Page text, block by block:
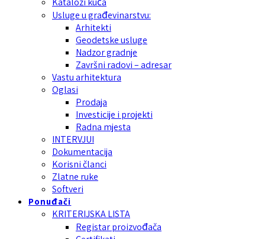
Usluge u građevinarstvu:
Arhitekti
Geodetske usluge
Nadzor gradnje
Završni radovi – adresar
Vastu arhitektura
Oglasi
Prodaja
Investicije i projekti
Radna mjesta
INTERVJUI
Dokumentacija
Korisni članci
Zlatne ruke
Softveri
Ponuđači
KRITERIJSKA LISTA
Registar proizvođača